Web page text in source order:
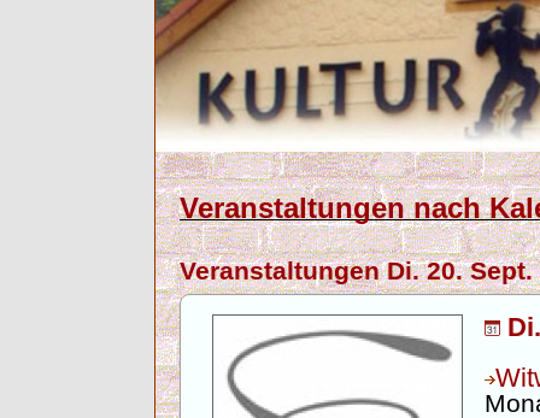
Veranstaltungen nach
Veranstaltungen Di. 20. Sept.